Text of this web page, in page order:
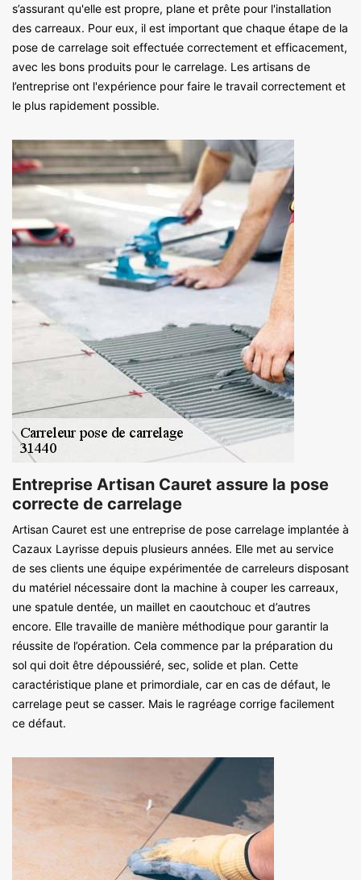
s’assurant qu'elle est propre, plane et prête pour l'installation
des carreaux. Pour eux, il est important que chaque étape de la
pose de carrelage soit effectuée correctement et efficacement,
avec les bons produits pour le carrelage. Les artisans de
l’entreprise ont l'expérience pour faire le travail correctement et
le plus rapidement possible.
Entreprise Artisan Cauret assure la pose
correcte de carrelage
Artisan Cauret est une entreprise de pose carrelage implantée à
Cazaux Layrisse depuis plusieurs années. Elle met au service
de ses clients une équipe expérimentée de carreleurs disposant
du matériel nécessaire dont la machine à couper les carreaux,
une spatule dentée, un maillet en caoutchouc et d’autres
encore. Elle travaille de manière méthodique pour garantir la
réussite de l’opération. Cela commence par la préparation du
sol qui doit être dépoussiéré, sec, solide et plan. Cette
caractéristique plane et primordiale, car en cas de défaut, le
carrelage peut se casser. Mais le ragréage corrige facilement
ce défaut.